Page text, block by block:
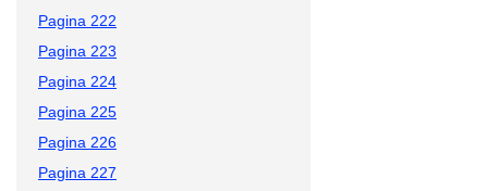
Pagina 222
Pagina 223
Pagina 224
Pagina 225
Pagina 226
Pagina 227